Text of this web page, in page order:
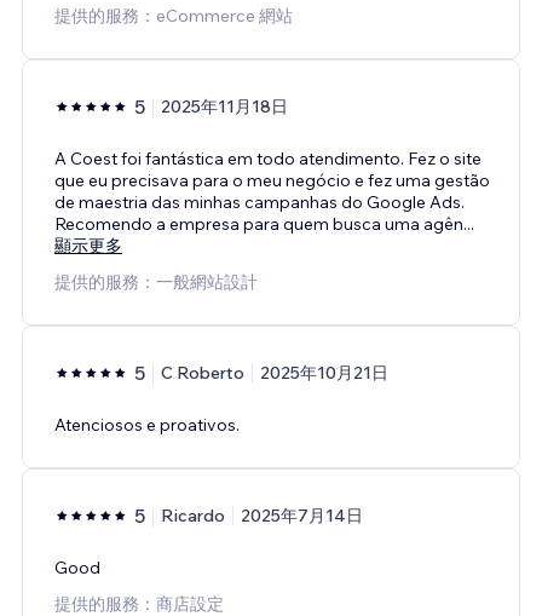
提供的服務：eCommerce 網站
5 2025年11月18日
A Coest foi fantástica em todo atendimento. Fez o site
que eu precisava para o meu negócio e fez uma gestão
de maestria das minhas campanhas do Google Ads.
Recomendo a empresa para quem busca uma agên...
顯示更多
提供的服務：一般網站設計
5 C Roberto 2025年10月21日
Atenciosos e proativos.
5 Ricardo 2025年7月14日
Good
提供的服務：商店設定